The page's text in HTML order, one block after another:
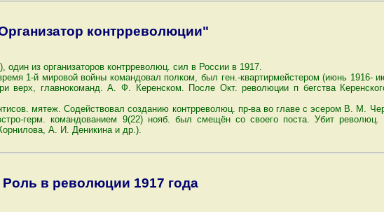
контрреволюции"
из организаторов контрреволюц. сил в России в 1917.
1-й мировой войны командовал полком, был ген.-квартирмейстером (июнь 1916-
главнокоманд. А. Ф. Керенском. После Окт. революции п бегства
мятеж. Содействовал созданию контрреволюц. пр-ва во главе с эсером В. М.
герм. командованием 9(22) нояб. был смещён со своего поста. Убит
А. И. Деникина и др.).
Роль в революции 1917 года